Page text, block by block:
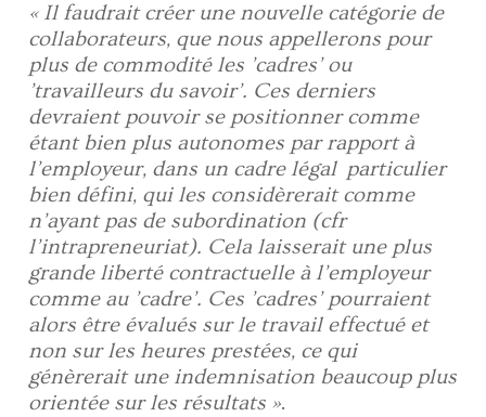
« Il faudrait créer une nouvelle catégorie de
collaborateurs, que nous appellerons pour
plus de commodité les ’cadres’ ou
’travailleurs du savoir’. Ces derniers
devraient pouvoir se positionner comme
étant bien plus autonomes par rapport à
l’employeur, dans un cadre légal particulier
bien défini, qui les considèrerait comme
n’ayant pas de subordination (cfr
l’intrapreneuriat). Cela laisserait une plus
grande liberté contractuelle à l’employeur
comme au ’cadre’. Ces ’cadres’ pourraient
alors être évalués sur le travail effectué et
non sur les heures prestées, ce qui
génèrerait une indemnisation beaucoup plus
orientée sur les résultats ».